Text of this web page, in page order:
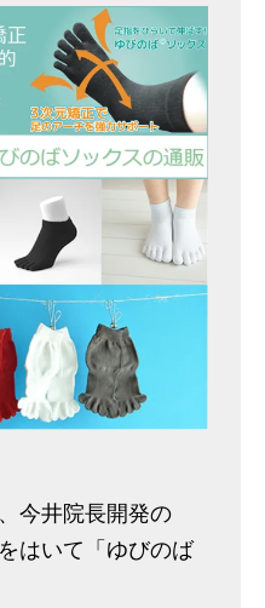
今井院長開発の
はいて「ゆびのば